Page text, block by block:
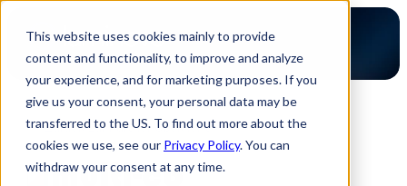
This website uses cookies mainly to provide
content and functionality, to improve and analyze
your experience, and for marketing purposes. If you
give us your consent, your personal data may be
transferred to the US. To find out more about the
cookies we use, see our Privacy Policy. You can
withdraw your consent at any time.
Zurück zur Partner Übersicht